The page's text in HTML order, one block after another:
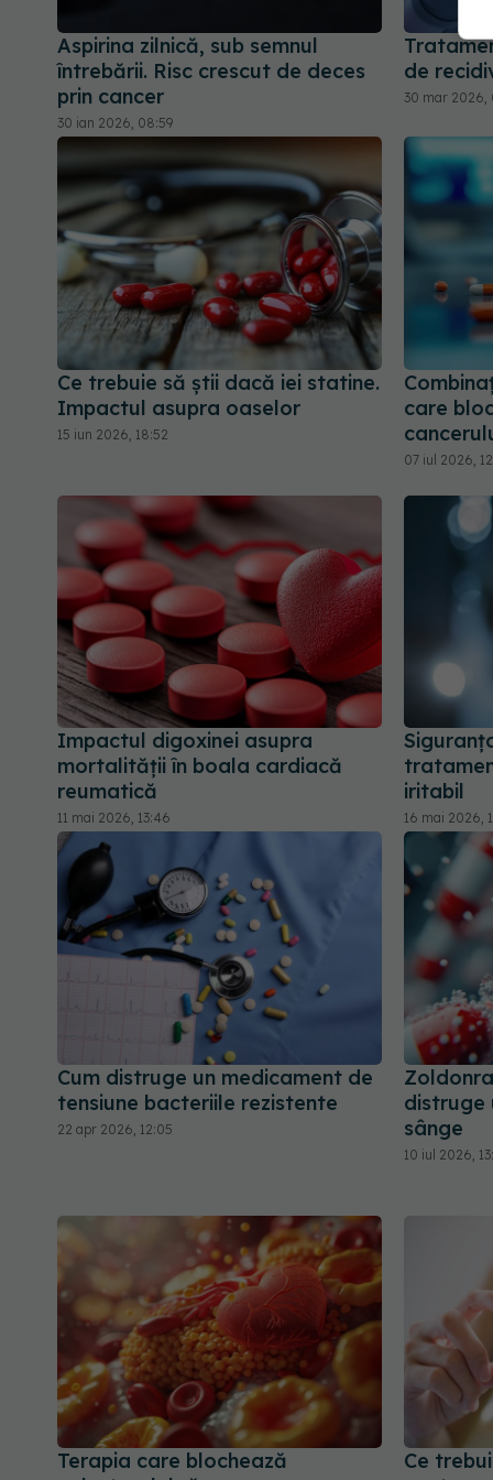
Aspirina zilnică, sub semnul
întrebării. Risc crescut de deces
prin cancer
30 ian 2026, 08:59
de
30 mar 2026,
Ce trebuie să știi dacă iei statine.
Impactul asupra oaselor
15 iun 2026, 18:52
care
07 iul 2026,
Impactul digoxinei asupra
mortalității în boala cardiacă
reumatică
11 mai 2026, 13:46
iritabil
16 mai 2026,
Cum distruge un medicament de
tensiune bacteriile rezistente
22 apr 2026, 12:05
distruge
sânge
10 iul 2026,
Terapia care blochează
Ce